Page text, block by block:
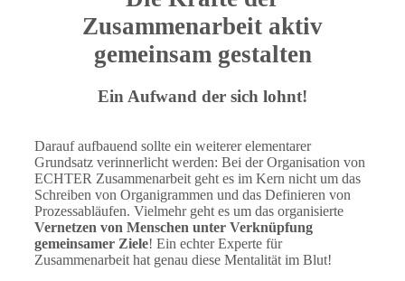
Zusammenarbeit aktiv
gemeinsam gestalten
Ein Aufwand der sich lohnt!
Darauf aufbauend sollte ein weiterer elementarer
Grundsatz verinnerlicht werden: Bei der Organisation von
ECHTER Zusammenarbeit geht es im Kern nicht um das
Schreiben von Organigrammen und das Definieren von
Prozessabläufen. Vielmehr geht es um das organisierte
Vernetzen von Menschen unter Verknüpfung
gemeinsamer Ziele! Ein echter Experte für
Zusammenarbeit hat genau diese Mentalität im Blut!